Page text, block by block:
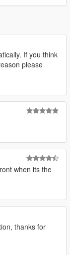
If you think
please
when its the
thanks for